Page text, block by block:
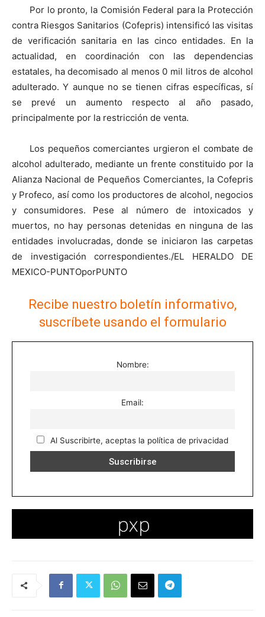
Por lo pronto, la Comisión Federal para la Protección
contra Riesgos Sanitarios (Cofepris) intensificó las visitas
de verificación sanitaria en las cinco entidades. En la
actualidad, en coordinación con las dependencias
estatales, ha decomisado al menos 0 mil litros de alcohol
adulterado. Y aunque no se tienen cifras específicas, sí
se prevé un aumento respecto al año pasado,
principalmente por la restricción de venta.
Los pequeños comerciantes urgieron el combate de
alcohol adulterado, mediante un frente constituido por la
Alianza Nacional de Pequeños Comerciantes, la Cofepris
y Profeco, así como los productores de alcohol, negocios
y consumidores. Pese al número de intoxicados y
muertos, no hay personas detenidas en ninguna de las
entidades involucradas, donde se iniciaron las carpetas
de investigación correspondientes./EL HERALDO DE
MEXICO-PUNTOporPUNTO
Recibe nuestro boletín informativo,
suscríbete usando el formulario
Nombre:
Email:
Al Suscribirte, aceptas la política de privacidad